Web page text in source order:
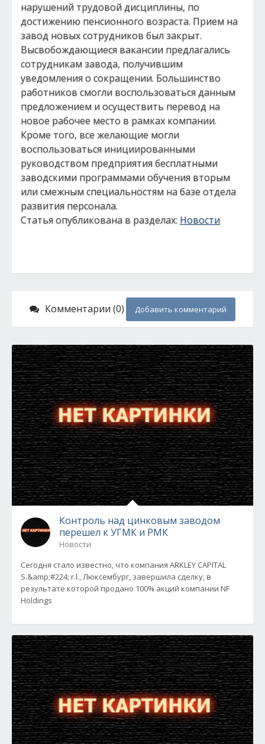
нарушений трудовой дисциплины, по
достижению пенсионного возраста. Прием на
завод новых сотрудников был закрыт.
Высвобождающиеся вакансии предлагались
сотрудникам завода, получившим
уведомления о сокращении. Большинство
работников смогли воспользоваться данным
предложением и осуществить перевод на
новое рабочее место в рамках компании.
Кроме того, все желающие могли
воспользоваться инициированными
руководством предприятия бесплатными
заводскими программами обучения вторым
или смежным специальностям на базе отдела
развития персонала.
Статья опубликована в разделах: Новости
Комментарии (0) Добавить комментарий
Контроль над цинковым заводом
перешел к УГМК и РМК
Новости
Сегодня стало известно, что компания ARKLEY CAPITAL
S.&amp;#224; r.l., Люксембург, завершила сделку, в
результате которой продано 100% акций компании NF
Holdings